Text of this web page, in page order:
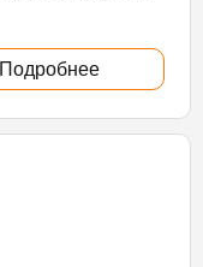
Подробнее